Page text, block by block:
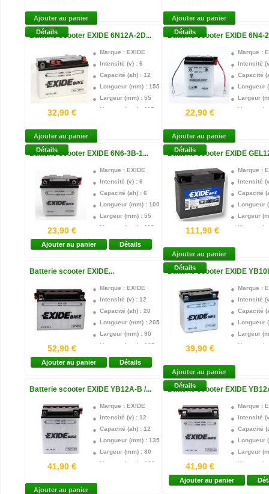
Garantie : 1 an
Ajouter au panier
Détails
Garantie :
Ajouter au panier
Détails
Batterie scooter EXIDE 6N12A-2D...
Marque : EXIDE
Intensité (v) : 6
Capacité (ah) : 12
Longueur (mm) : 155
Largeur (mm) : 55
Hauteur (mm) : 115
Garantie : 1 an
32,90 €
Ajouter au panier
Détails
Batterie scooter EXIDE 6N4-
Marque :
Intensité
Capacité
Longueur
Largeur
Hauteur
Garantie :
22,90 €
Ajouter au panier
Détails
Batterie scooter EXIDE 6N6-3B-1...
Marque : EXIDE
Intensité (v) : 6
Capacité (ah) : 6
Longueur (mm) : 100
Largeur (mm) : 55
Hauteur (mm) : 110
Technologie : Plomb acide
Borne + : Droite
Garantie : 1 an
23,90 €
Ajouter au panier Détails
Batterie scooter EXIDE
Marque :
Intensité
Capacité
Longueur
Largeur
Hauteur
Garantie :
111,90 €
Ajouter au panier
Détails
Batterie scooter EXIDE...
Marque : EXIDE
Intensité (v) : 12
Capacité (ah) : 20
Longueur (mm) : 205
Largeur (mm) : 90
Hauteur (mm) : 165
Technologie : Plomb acide
Borne + : Droite
Garantie : 1 an
52,90 €
Ajouter au panier Détails
Batterie scooter EXIDE
Marque :
Intensité
Capacité
Longueur
Largeur
Hauteur
Garantie :
39,90 €
Ajouter au panier
Détails
Batterie scooter EXIDE YB12A-B /...
Marque : EXIDE
Intensité (v) : 12
Capacité (ah) : 12
Longueur (mm) : 135
Largeur (mm) : 80
Hauteur (mm) : 160
Technologie : Plomb acide
41,90 €
Ajouter au panier
Batterie scooter EXIDE
Marque :
Intensité
Capacité
Longueur
Largeur
Hauteur
Borne + :
41,90 €
Ajouter au panier